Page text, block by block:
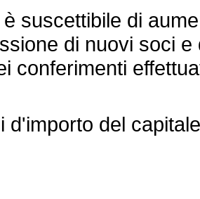
suscettibile di
di nuovi soci
conferimenti
d'importo del